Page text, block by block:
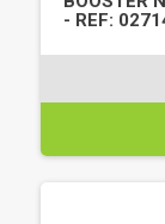
- REF: